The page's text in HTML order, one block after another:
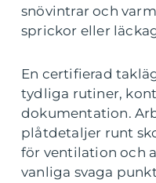
snövintrar och
sprickor eller
En certifierad
tydliga rutiner,
dokumentation.
plåtdetaljer runt
för ventilation och
vanliga svaga